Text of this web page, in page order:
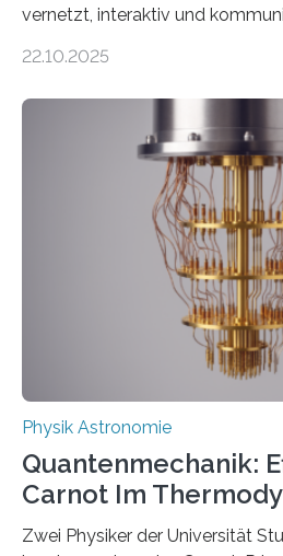
vernetzt, interaktiv und
oft von Autor*innen, die eng
werden schnell
der Forschung der
Jahre alt geworden ist, weshalb
Internationalen Jahr der
technologie ausgerufen hat.
internationale
22.10.2025
Physik Astronomie
Quantenmechanik:
Carnot Im
Zwei Physiker der Universität